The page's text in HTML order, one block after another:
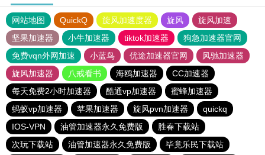
网站地图 QuickQ 旋风加速度器 旋风
旋风加速
坚果加速器
小牛加速器 tiktok加速器
狗急加速器官网
免费vqn外网加速
小蓝鸟 优途加速器官网
风驰加速器
旋风加速器
八戒看书 海鸥加速器
CC加速器
每天免费2小时加速器
酷通vp加速器
蜜蜂加速器
蚂蚁vp加速器
苹果加速器 旋风pvn加速器
quickq
IOS-VPN
油管加速器永久免费版
胜春下载站
次玩下载站
油管加速器永久免费版 毕竟乐民下载站